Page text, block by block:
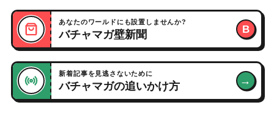
あなたのワールドにも設置しませんか?
バチャマガ壁新聞 B
新着記事を見逃さないために
バチャマガの追いかけ方 →